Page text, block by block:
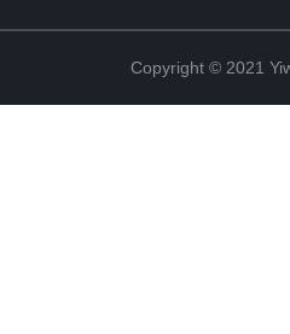
Copyright © 2021